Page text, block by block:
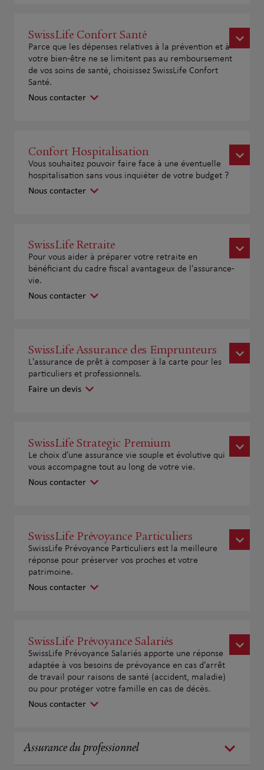
SwissLife Confort Santé
Parce que les dépenses relatives à la prévention et à
votre bien-être ne se limitent pas au remboursement
de vos soins de santé, choisissez SwissLife Confort
Santé.
Nous contacter
Confort Hospitalisation
Vous souhaitez pouvoir faire face à une éventuelle
hospitalisation sans vous inquiéter de votre budget ?
Nous contacter
SwissLife Retraite
Pour vous aider à préparer votre retraite en
bénéficiant du cadre fiscal avantageux de l'assurance-
vie.
Nous contacter
SwissLife Assurance des Emprunteurs
L'assurance de prêt à composer à la carte pour les
particuliers et professionnels.
Faire un devis
SwissLife Strategic Premium
Le choix d'une assurance vie souple et évolutive qui
vous accompagne tout au long de votre vie.
Nous contacter
SwissLife Prévoyance Particuliers
SwissLife Prévoyance Particuliers est la meilleure
réponse pour préserver vos proches et votre
patrimoine.
Nous contacter
SwissLife Prévoyance Salariés
SwissLife Prévoyance Salariés apporte une réponse
adaptée à vos besoins de prévoyance en cas d'arrêt
de travail pour raisons de santé (accident, maladie)
ou pour protéger votre famille en cas de décès.
Nous contacter
Assurance du professionnel